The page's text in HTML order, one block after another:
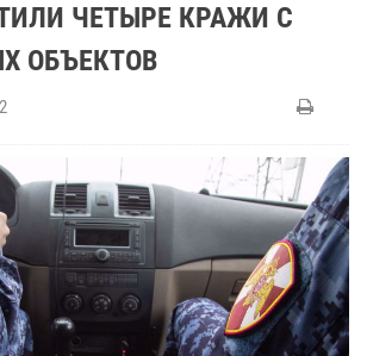
ЧЕТЫРЕ КРАЖИ С
ОБЪЕКТОВ